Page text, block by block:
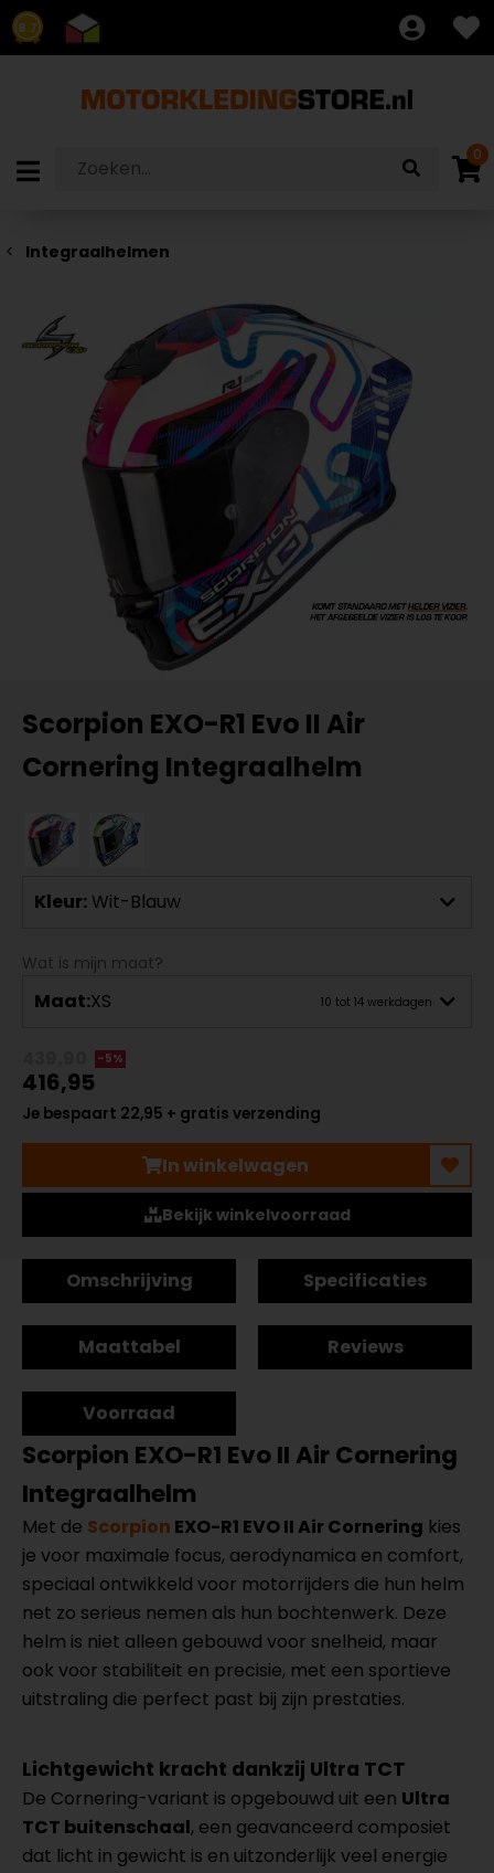
8.7
0
Integraalhelmen
Scorpion EXO-R1 Evo II Air
Cornering Integraalhelm
Kleur: Wit-Blauw
Wat is mijn maat?
Maat:XS 10 tot 14 werkdagen
-5%
416,95
Je bespaart 22,95 + gratis verzending
In winkelwagen
Bekijk winkelvoorraad
Omschrijving Specificaties
Maattabel Reviews
Voorraad
Scorpion EXO-R1 Evo II Air Cornering
Integraalhelm
Met de Scorpion EXO-R1 EVO II Air Cornering kies
je voor maximale focus, aerodynamica en comfort,
speciaal ontwikkeld voor motorrijders die hun helm
net zo serieus nemen als hun bochtenwerk. Deze
helm is niet alleen gebouwd voor snelheid, maar
ook voor stabiliteit en precisie, met een sportieve
uitstraling die perfect past bij zijn prestaties.
Lichtgewicht kracht dankzij Ultra TCT
De Cornering-variant is opgebouwd uit een Ultra
TCT buitenschaal, een geavanceerd composiet
dat licht in gewicht is en uitzonderlijk veel energie